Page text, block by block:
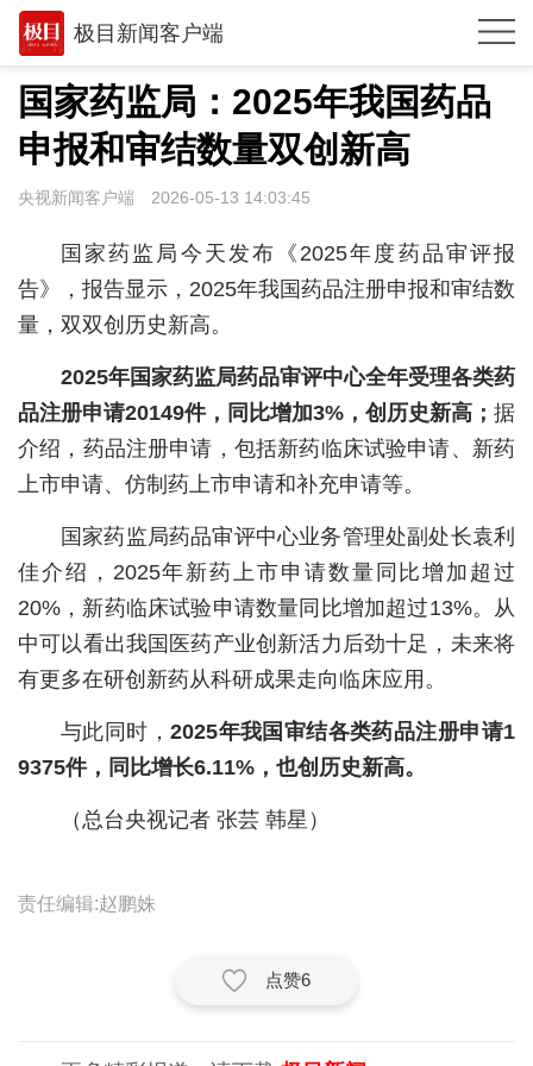
极目新闻客户端
推荐
观点
时政
武汉
世相
环球
专题
极客圈
经济
城建
科教
健康
悠游
相亲
汽车
消费
国家药监局：2025年我国药品
申报和审结数量双创新高
央视新闻客户端 2026-05-13 14:03:45
国家药监局今天发布《2025年度药品审评报
告》，报告显示，2025年我国药品注册申报和审结数
量，双双创历史新高。
2025年国家药监局药品审评中心全年受理各类药
品注册申请20149件，同比增加3%，创历史新高； 据
介绍，药品注册申请，包括新药临床试验申请、新药
上市申请、仿制药上市申请和补充申请等。
国家药监局药品审评中心业务管理处副处长袁利
佳介绍，2025年新药上市申请数量同比增加超过
20%，新药临床试验申请数量同比增加超过13%。从
中可以看出我国医药产业创新活力后劲十足，未来将
有更多在研创新药从科研成果走向临床应用。
与此同时，2025年我国审结各类药品注册申请1
9375件，同比增长6.11%，也创历史新高。
（总台央视记者 张芸 韩星）
责任编辑:赵鹏姝
点赞6